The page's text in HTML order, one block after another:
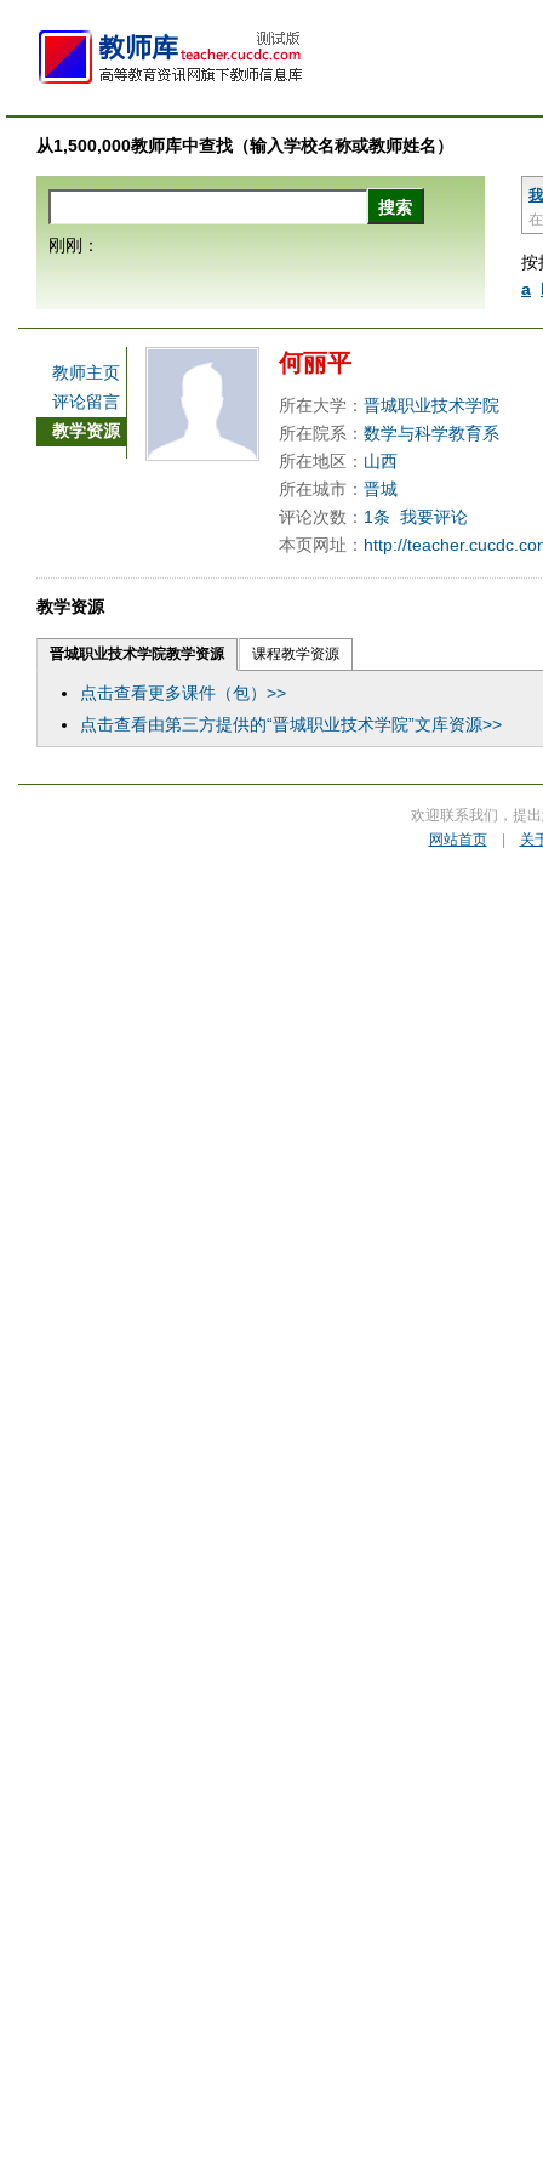
从1,500,000教师库中查找（输入学校名称或教师姓名）
按
a
刚刚：
教师主页
评论留言
教学资源
何丽平
所在大学： 晋城职业技术学院
所在院系： 数学与科学教育系
所在地区： 山西
所在城市： 晋城
评论次数： 1条 我要评论
本页网址： http://
教学资源
晋城职业技术学院教学资源 课程教学资源
点击查看更多课件（包）>>
点击查看由第三方提供的“晋城职业技术学院”文库资源>>
欢迎联系我们，提
网站首页| 关